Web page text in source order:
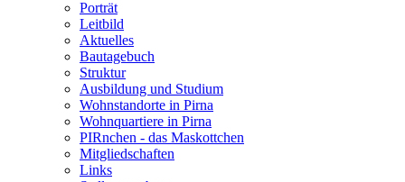
Porträt
Leitbild
Aktuelles
Bautagebuch
Struktur
Ausbildung und Studium
Wohnstandorte in Pirna
Wohnquartiere in Pirna
PIRnchen - das Maskottchen
Mitgliedschaften
Links